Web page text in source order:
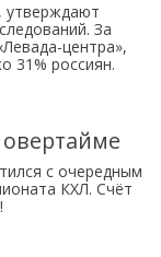
утверждают
За
центра»,
31% россиян.
с очередным
КХЛ. Счёт